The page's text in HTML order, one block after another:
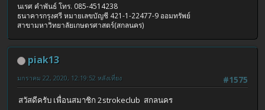
นเรศ คำพันธ์ โทร. 085-4514238
ธนาคารกรุงศรี หมายเลขบัญชี 421-1-22477-9 ออมทรัพย์
สาขามหาวิทยาลัยเกษตรศาสตร์(สกลนคร)
piak13
#1575
มกราคม 22, 2020, 12:19:52 หลังเที่ยง
สวัสดีครับ เพื่อนสมาชิก 2strokeclub สกลนคร